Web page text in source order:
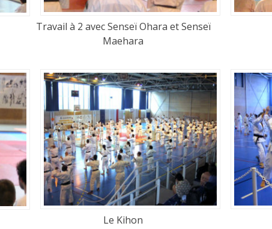
Travail à 2 avec Senseï Ohara et Senseï
Maehara
Le Kihon